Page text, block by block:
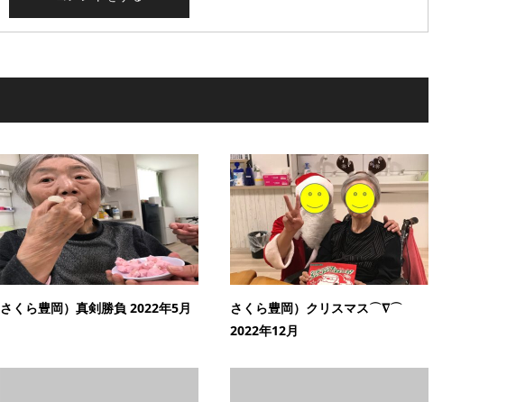
さくら豊岡）真剣勝負 2022年5月
さくら豊岡）クリスマス⌒∇⌒
2022年12月